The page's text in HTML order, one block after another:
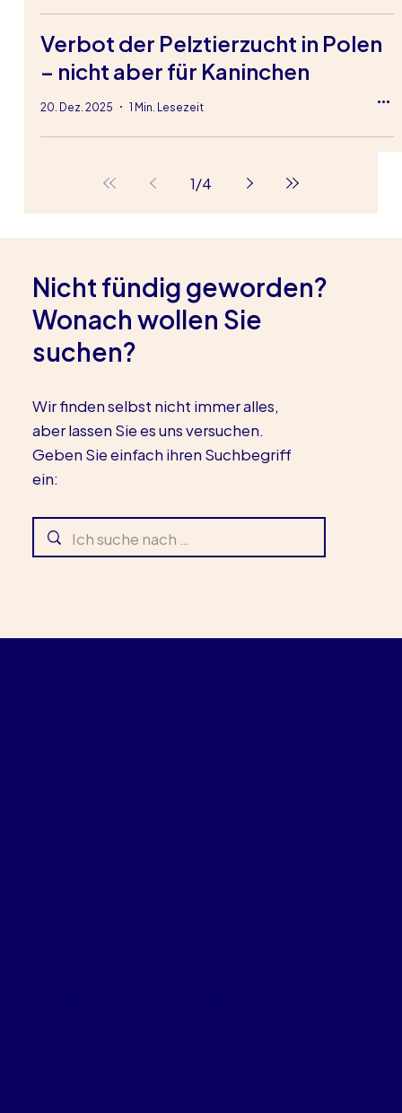
Verbot der Pelztierzucht in Polen
– nicht aber für Kaninchen
20. Dez. 2025 1 Min. Lesezeit
1/4
Nicht fündig geworden?
Wonach wollen Sie
suchen?
Wir finden selbst nicht immer alles,
aber lassen Sie es uns versuchen.
Geben Sie einfach ihren Suchbegriff
ein: